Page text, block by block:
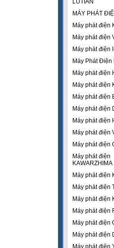
LUTIAN
MÁY PHÁT
Máy phát điện
Máy phát điện
Máy phát điện
Máy Phát Điện
Máy phát điện
Máy phát điện
Máy phát điện
Máy phát điện
Máy phát điện
Máy phát điện
Máy phát điện
Máy phát điện
KAWARZHIMA
Máy phát điện
Máy phát điện
Máy phát điện
Máy phát điện
Máy phát điện
Máy phát điện
Máy phát điện